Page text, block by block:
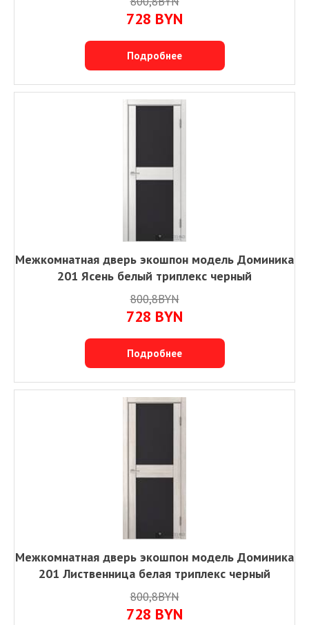
728 BYN
Подробнее
Межкомнатная дверь экошпон модель Доминика
201 Ясень белый триплекс черный
800,8BYN
728 BYN
Подробнее
Межкомнатная дверь экошпон модель Доминика
201 Лиственница белая триплекс черный
800,8BYN
728 BYN